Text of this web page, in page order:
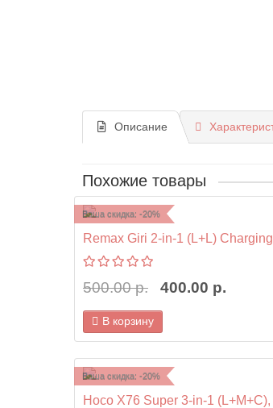
Описание
Похожие товары
Ваша скидка: -20%
Remax Giri 2-in-1 (L+L)
500.00 р. 400.00 р.
В корзину
Ваша скидка: -20%
Hoco X76 Super 3-in-1